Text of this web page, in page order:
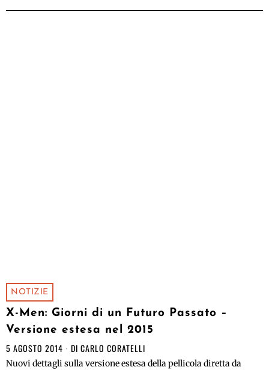
NOTIZIE
X-Men: Giorni di un Futuro Passato –
Versione estesa nel 2015
5 AGOSTO 2014 DI CARLO CORATELLI
Nuovi dettagli sulla versione estesa della pellicola diretta da